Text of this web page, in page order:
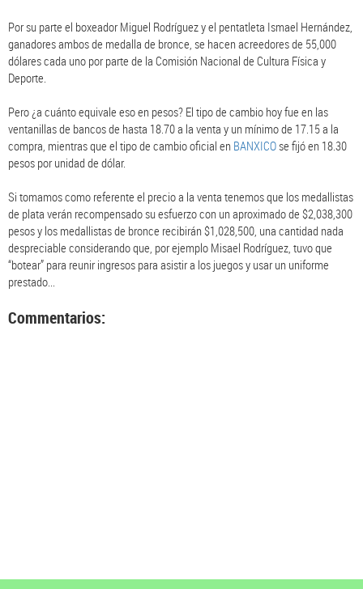
Por su parte el boxeador Miguel Rodríguez y el pentatleta Ismael Hernández,
ganadores ambos de medalla de bronce, se hacen acreedores de 55,000
dólares cada uno por parte de la Comisión Nacional de Cultura Física y
Deporte.
Pero ¿a cuánto equivale eso en pesos? El tipo de cambio hoy fue en las
ventanillas de bancos de hasta 18.70 a la venta y un mínimo de 17.15 a la
compra, mientras que el tipo de cambio oficial en BANXICOse fijó en 18.30
pesos por unidad de dólar.
Si tomamos como referente el precio a la venta tenemos que los medallistas
de plata verán recompensado su esfuerzo con un aproximado de $2,038,300
pesos y los medallistas de bronce recibirán $1,028,500, una cantidad nada
despreciable considerando que, por ejemplo Misael Rodríguez, tuvo que
“botear” para reunir ingresos para asistir a los juegos y usar un uniforme
prestado...
Commentarios: